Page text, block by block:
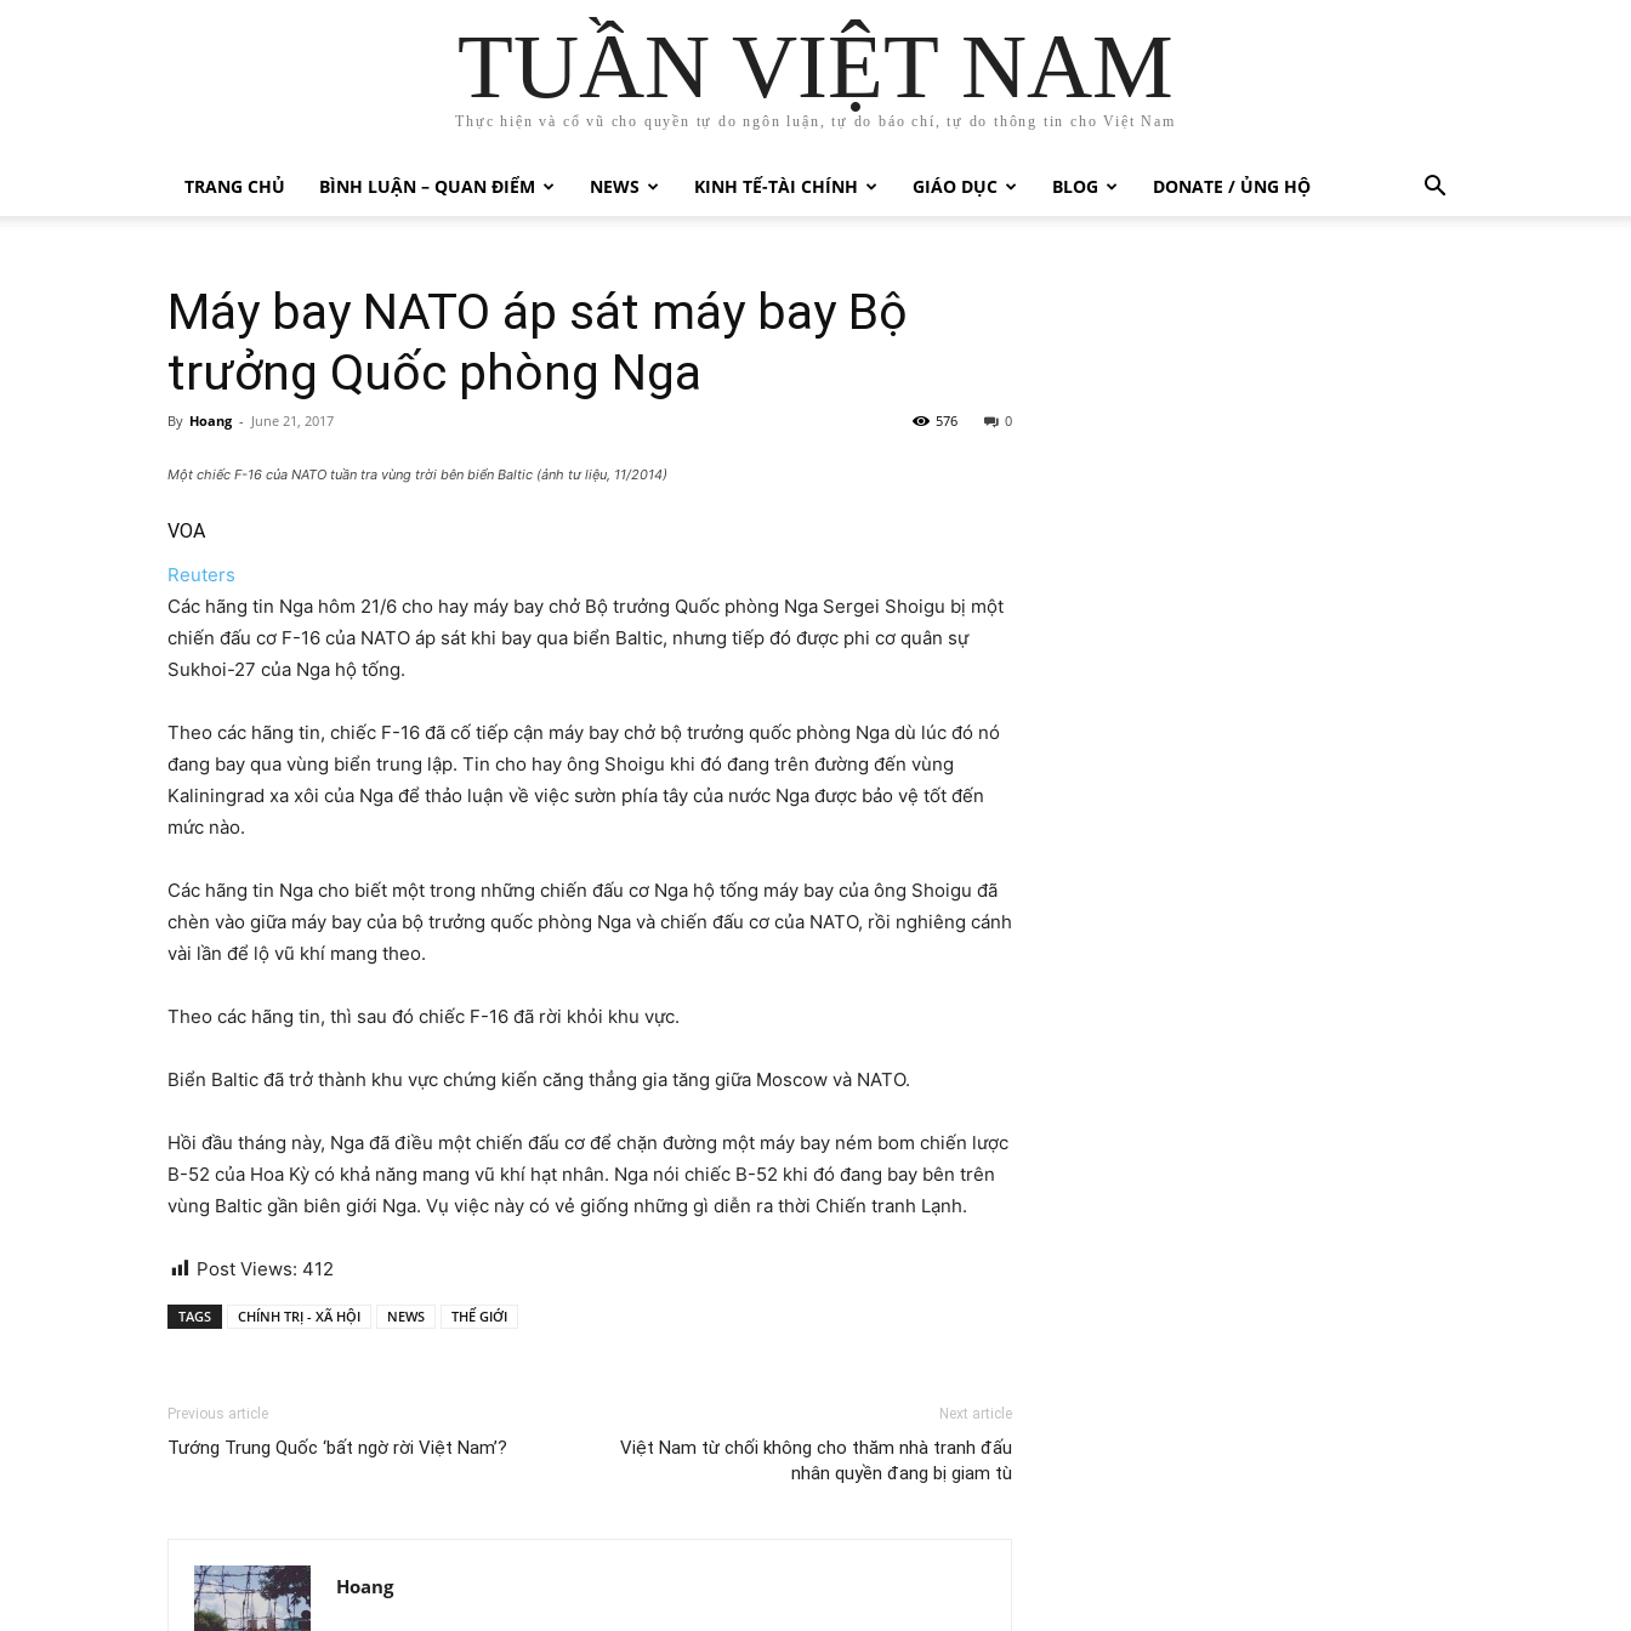
TUẦN VIỆT NAM
Thực hiện và cổ vũ cho quyền tự do ngôn luận, tự do báo chí, tự do thông tin cho Việt Nam
TRANG CHỦ BÌNH LUẬN – QUAN ĐIỂM NEWS KINH TẾ-TÀI CHÍNH GIÁO DỤC BLOG DONATE / ỦNG HỘ
Máy bay NATO áp sát máy bay Bộ
trưởng Quốc phòng Nga
By Hoang - June 21, 2017 0
576
Một chiếc F-16 của NATO tuần tra vùng trời bên biển Baltic (ảnh tư liệu, 11/2014)
VOA
Reuters
Các hãng tin Nga hôm 21/6 cho hay máy bay chở Bộ trưởng Quốc phòng Nga Sergei Shoigu bị một
chiến đấu cơ F-16 của NATO áp sát khi bay qua biển Baltic, nhưng tiếp đó được phi cơ quân sự
Sukhoi-27 của Nga hộ tống.
Theo các hãng tin, chiếc F-16 đã cố tiếp cận máy bay chở bộ trưởng quốc phòng Nga dù lúc đó nó
đang bay qua vùng biển trung lập. Tin cho hay ông Shoigu khi đó đang trên đường đến vùng
Kaliningrad xa xôi của Nga để thảo luận về việc sườn phía tây của nước Nga được bảo vệ tốt đến
mức nào.
Các hãng tin Nga cho biết một trong những chiến đấu cơ Nga hộ tống máy bay của ông Shoigu đã
chèn vào giữa máy bay của bộ trưởng quốc phòng Nga và chiến đấu cơ của NATO, rồi nghiêng cánh
vài lần để lộ vũ khí mang theo.
Theo các hãng tin, thì sau đó chiếc F-16 đã rời khỏi khu vực.
Biển Baltic đã trở thành khu vực chứng kiến căng thẳng gia tăng giữa Moscow và NATO.
Hồi đầu tháng này, Nga đã điều một chiến đấu cơ để chặn đường một máy bay ném bom chiến lược
B-52 của Hoa Kỳ có khả năng mang vũ khí hạt nhân. Nga nói chiếc B-52 khi đó đang bay bên trên
vùng Baltic gần biên giới Nga. Vụ việc này có vẻ giống những gì diễn ra thời Chiến tranh Lạnh.
Post Views: 412
TAGS CHÍNH TRỊ - XÃ HỘI NEWS THẾ GIỚI
Previous article
Tướng Trung Quốc ‘bất ngờ rời Việt Nam’?
Next article
Việt Nam từ chối không cho thăm nhà tranh đấu
nhân quyền đang bị giam tù
Hoang